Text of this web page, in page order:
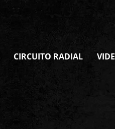
CIRCUITO RADIAL